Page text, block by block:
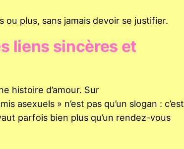
ou plus, sans jamais devoir se justifier.
liens sincères et
histoire d’amour. Sur
asexuels » n’est pas qu’un slogan : c’est
parfois bien plus qu’un rendez-vous